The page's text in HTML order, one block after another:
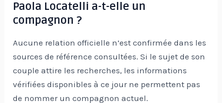
Paola Locatelli a-t-elle un
compagnon ?
Aucune relation officielle n’est confirmée dans les
sources de référence consultées. Si le sujet de son
couple attire les recherches, les informations
vérifiées disponibles à ce jour ne permettent pas
de nommer un compagnon actuel.